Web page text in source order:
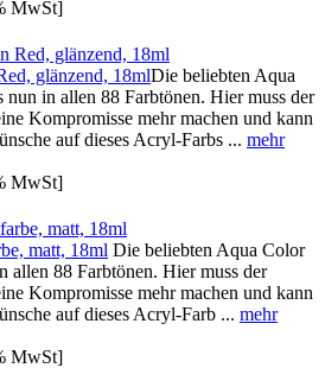
MwSt]
glänzend, 18mlDie beliebten Aqua
nun in allen 88 Farbtönen. Hier muss der
Kompromisse mehr machen und kann
auf dieses Acryl-Farbs ... mehr
MwSt]
matt, 18ml Die beliebten Aqua Color
allen 88 Farbtönen. Hier muss der
Kompromisse mehr machen und kann
auf dieses Acryl-Farb ... mehr
MwSt]